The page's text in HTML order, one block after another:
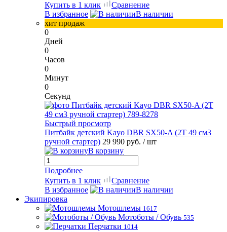
Купить в 1 клик
Сравнение
В избранное
В наличии
хит продаж
0
Дней
0
Часов
0
Минут
0
Секунд
Быстрый просмотр
Питбайк детский Kayo DBR SX50-A (2T 49 см3
ручной стартер) 29 990 руб. / шт
В корзину
Подробнее
Купить в 1 клик
Сравнение
В избранное
В наличии
Экипировка
Мотошлемы 1617
Мотоботы / Обувь 535
Перчатки 1014